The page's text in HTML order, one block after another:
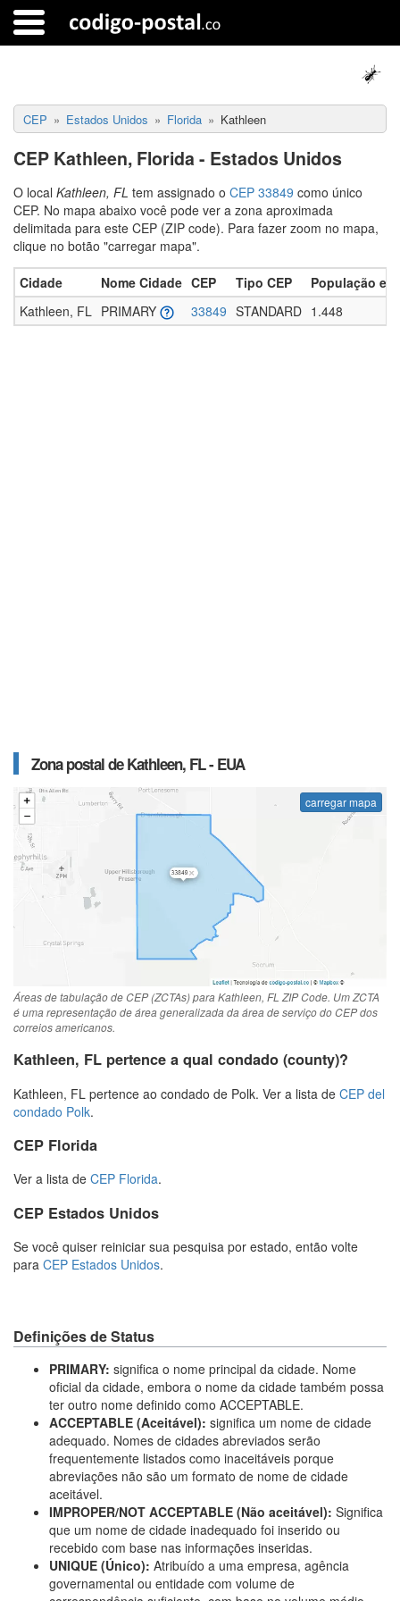
CEP Estados Unidos Florida Kathleen
CEP Kathleen, Florida - Estados Unidos
O local Kathleen, FL tem assignado o CEP 33849 como único
CEP. No mapa abaixo você pode ver a zona aproximada
delimitada para este CEP (ZIP code). Para fazer zoom no mapa,
clique no botão "carregar mapa".
Cidade Nome Cidade CEP Tipo CEP
População
Kathleen, FL PRIMARY 33849 STANDARD 1.448
Zona postal de Kathleen, FL - EUA
carregar mapa
Áreas de tabulação de CEP (ZCTAs) para Kathleen, FL ZIP Code. Um ZCTA
é uma representação de área generalizada da área de serviço do CEP dos
correios americanos.
Kathleen, FL pertence a qual condado (county)?
Kathleen, FL pertence ao condado de Polk. Ver a lista de CEP del
condado Polk.
CEP Florida
Ver a lista de CEP Florida.
CEP Estados Unidos
Se você quiser reiniciar sua pesquisa por estado, então volte
para CEP Estados Unidos.
Definições de Status
PRIMARY: significa o nome principal da cidade. Nome
oficial da cidade, embora o nome da cidade também possa
ter outro nome definido como ACCEPTABLE.
ACCEPTABLE (Aceitável): significa um nome de cidade
adequado. Nomes de cidades abreviados serão
frequentemente listados como inaceitáveis porque
abreviações não são um formato de nome de cidade
aceitável.
IMPROPER/NOT ACCEPTABLE (Não aceitável): Significa
que um nome de cidade inadequado foi inserido ou
recebido com base nas informações inseridas.
UNIQUE (Único): Atribuído a uma empresa, agência
governamental ou entidade com volume de